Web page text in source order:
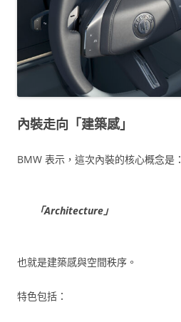
內裝走向「建築感」
BMW 表示，這次內裝的核心概念是：
「Architecture」
也就是建築感與空間秩序。
特色包括：